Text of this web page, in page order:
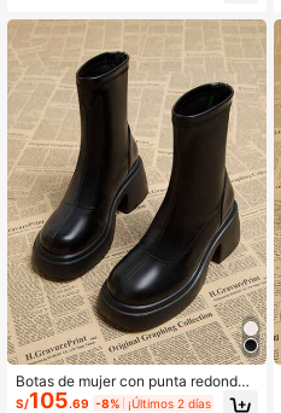
Botas de mujer con punta redonda,
tacón grueso y cremallera trasera, c
S/105.69 -8% ¡Últimos 2 días